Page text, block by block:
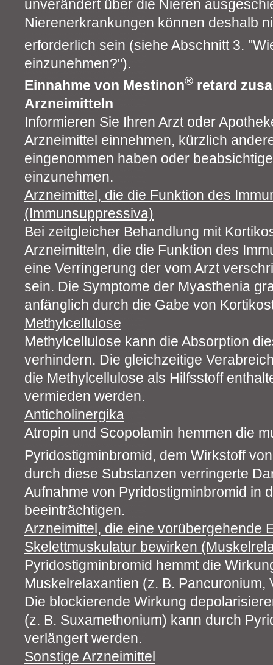
unverändert über die Nieren
Nierenerkrankungen können deshalb
erforderlich sein (siehe Abschnitt 3.
einzunehmen?").
Einnahme von Mestinon® retard
Arzneimitteln
Informieren Sie Ihren Arzt oder
Arzneimittel einnehmen, kürzlich
eingenommen haben oder
einzunehmen.
Arzneimittel, die die Funktion des
(Immunsuppressiva)
Bei zeitgleicher Behandlung mit
Arzneimitteln, die die Funktion des
eine Verringerung der vom Arzt
sein. Die Symptome der Myasthenia
anfänglich durch die Gabe von
Methylcellulose
Methylcellulose kann die Absorption
verhindern. Die gleichzeitige
die Methylcellulose als Hilfsstoff
vermieden werden.
Anticholinergika
Atropin und Scopolamin hemmen die
Pyridostigminbromid, dem Wirkstoff
durch diese Substanzen verringerte
Aufnahme von Pyridostigminbromid in
beeinträchtigen.
Arzneimittel, die eine vorübergehende
Skelettmuskulatur bewirken
Pyridostigminbromid hemmt die
Muskelrelaxantien (z. B. Pancuronium,
Die blockierende Wirkung
(z. B. Suxamethonium) kann durch
verlängert werden.
Sonstige Arzneimittel